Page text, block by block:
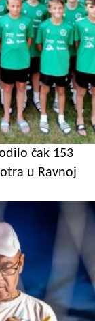
čak 153
u Ravnoj